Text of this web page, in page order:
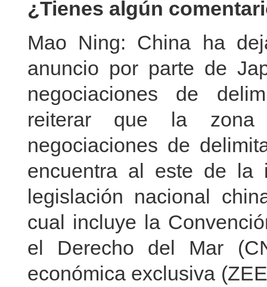
¿Tienes algún
Mao Ning: China ha
anuncio por parte de
negociaciones de
reiterar que la zona
negociaciones de
encuentra al este de la
legislación nacional
cual incluye la
el Derecho del Mar
económica exclusiva